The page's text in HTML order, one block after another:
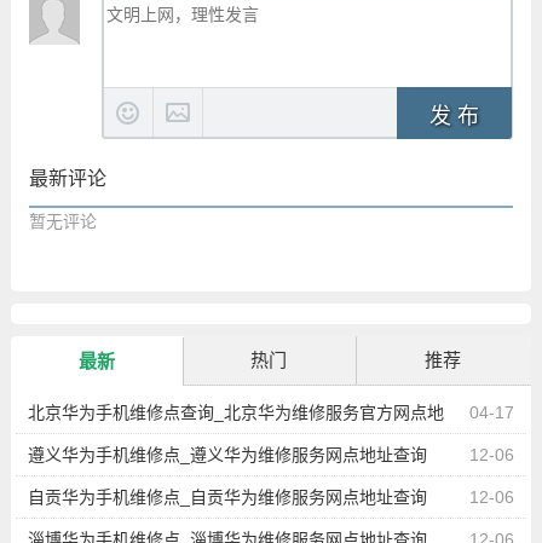
发 布
最新评论
暂无评论
最新 热门 推荐
04-17
北京华为手机维修点查询_北京华为维修服务官方网点地
址查询 12-06
遵义华为手机维修点_遵义华为维修服务网点地址查询
12-06
自贡华为手机维修点_自贡华为维修服务网点地址查询
12-06
淄博华为手机维修点_淄博华为维修服务网点地址查询